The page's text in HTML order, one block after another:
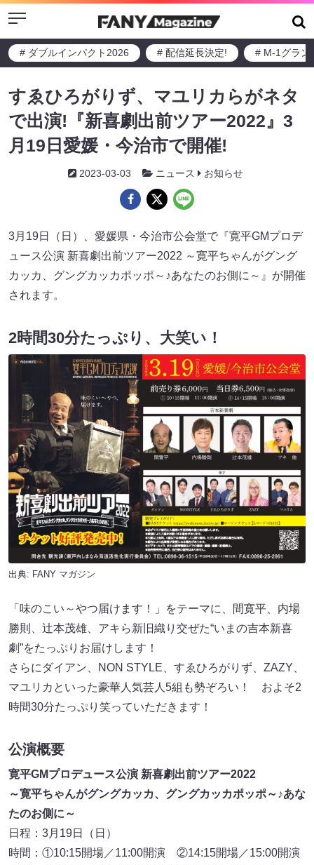
Menu
# ダブルインパクト2026 # 配信延長決定! # M-1グラン
すゑひろがりず、マユリカらがネタ
で出演!『新喜劇出前ツアー2022』3
月19日愛媛・今治市で開催!
2023-03-03 ニュース お知らせ
3月19日（日）、愛媛県・今治市公会堂で『寛平GMプロデ
ュース公演 新喜劇出前ツアー2022 ～寛平ちゃんがグング
カッカ、グングカッカポッポ～♪あなたのお側に～』が開催
されます。
2時間30分たっぷり、大笑い！
出典: FANY マガジン
「味のこい～やつ届けます！」をテーマに、間寛平、内場
勝則、辻本茂雄、アキら新旧織り交ぜた“いまの吉本新喜
劇”をたっぷりお届けします！
さらにダイアン、NON STYLE、すゑひろがりず、ZAZY、
マユリカといった豪華人気芸人5組も勢ぞろい！ およそ2
時間30分たっぷり笑っていただきます！
公演概要
寛平GMプロデュース公演 新喜劇出前ツアー2022
～寛平ちゃんがグングカッカ、グングカッカポッポ～♪あな
たのお側に～
日程：3月19日（日）
時間：①10:15開場／11:00開演 ②14:15開場／15:00開演